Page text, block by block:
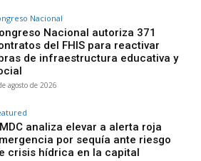
Nacional
Nacional autoriza 371
del FHIS para reactivar
de infraestructura educativa y
agosto de 2026
analiza elevar a alerta roja
por sequía ante riesgo
crisis hídrica en la capital